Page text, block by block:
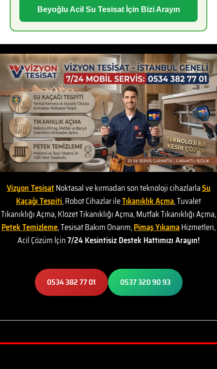
Beyoğlu Acil Su Tesisat İçin Bizi Arayın
Vizyon TesisatNoktasal ve kırmadan son teknoloji cihazlarlaSu
Kaçağı Tespiti, Robot Cihazlar ileTıkanıklık Açma, Tuvalet
Tıkanıklığı Açma, Klozet Tıkanıklığı Açma, Mutfak Tıkanıklığı Açma,
Petek Temizleme, Tesisat Bakım Onarım,Pimaş YıkamaHizmetleri,
Acil Çözüm İçin7/24 Kesintisiz Destek Hattımızı Arayın!
0534 382 77 01 0537 320 90 93